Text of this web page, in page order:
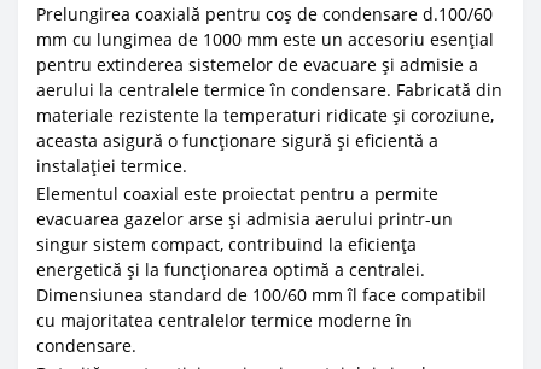
Prelungirea coaxială pentru coș de condensare d.100/60
mm cu lungimea de 1000 mm este un accesoriu esențial
pentru extinderea sistemelor de evacuare și admisie a
aerului la centralele termice în condensare. Fabricată din
materiale rezistente la temperaturi ridicate și coroziune,
aceasta asigură o funcționare sigură și eficientă a
instalației termice.
Elementul coaxial este proiectat pentru a permite
evacuarea gazelor arse și admisia aerului printr-un
singur sistem compact, contribuind la eficiența
energetică și la funcționarea optimă a centralei.
Dimensiunea standard de 100/60 mm îl face compatibil
cu majoritatea centralelor termice moderne în
condensare.